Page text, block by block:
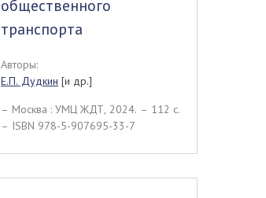
общественного
транспорта
Авторы:
Е.П. Дудкин [и др.]
– Москва : УМЦ ЖДТ, 2024. – 112 c.
– ISBN 978-5-907695-33-7